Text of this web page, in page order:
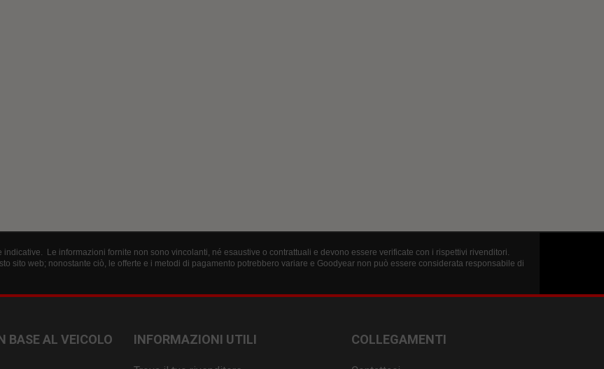
Le informazioni fornite non sono vincolanti, né esaustive o contrattuali e devono essere verificate con i rispettivi rivenditori.
sito web; nonostante ciò, le offerte e i metodi di pagamento potrebbero variare e Goodyear non può essere considerata responsabile di
BASE AL VEICOLO INFORMAZIONI UTILI COLLEGAMENTI